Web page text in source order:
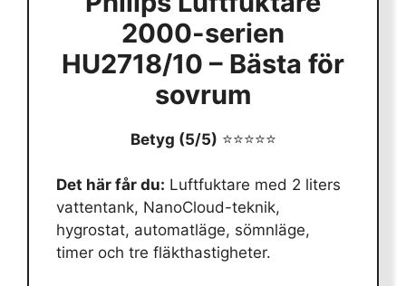
2000-serien
HU2718/10 – Bästa för
sovrum
Betyg (5/5) ⭐⭐⭐⭐⭐
Det här får du: Luftfuktare med 2 liters
vattentank, NanoCloud-teknik,
hygrostat, automatläge, sömnläge,
timer och tre fläkthastigheter.